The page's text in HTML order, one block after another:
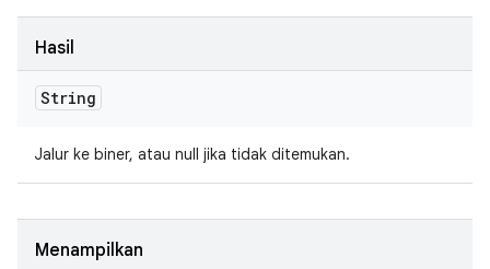
Hasil
String
Jalur ke biner, atau null jika tidak ditemukan.
Menampilkan